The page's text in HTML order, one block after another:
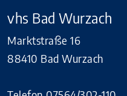
vhs Bad Wurzach
Marktstraße 16
88410 Bad Wurzach